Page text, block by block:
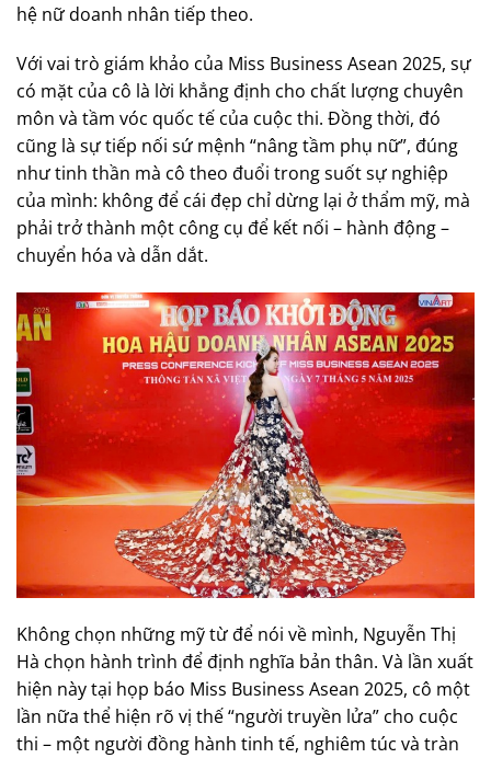
hệ nữ doanh nhân tiếp theo.
Với vai trò giám khảo của Miss Business Asean 2025, sự
có mặt của cô là lời khẳng định cho chất lượng chuyên
môn và tầm vóc quốc tế của cuộc thi. Đồng thời, đó
cũng là sự tiếp nối sứ mệnh “nâng tầm phụ nữ”, đúng
như tinh thần mà cô theo đuổi trong suốt sự nghiệp
của mình: không để cái đẹp chỉ dừng lại ở thẩm mỹ, mà
phải trở thành một công cụ để kết nối – hành động –
chuyển hóa và dẫn dắt.
Không chọn những mỹ từ để nói về mình, Nguyễn Thị
Hà chọn hành trình để định nghĩa bản thân. Và lần xuất
hiện này tại họp báo Miss Business Asean 2025, cô một
lần nữa thể hiện rõ vị thế “người truyền lửa” cho cuộc
thi – một người đồng hành tinh tế, nghiêm túc và tràn